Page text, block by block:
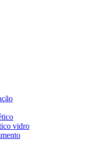
vidro